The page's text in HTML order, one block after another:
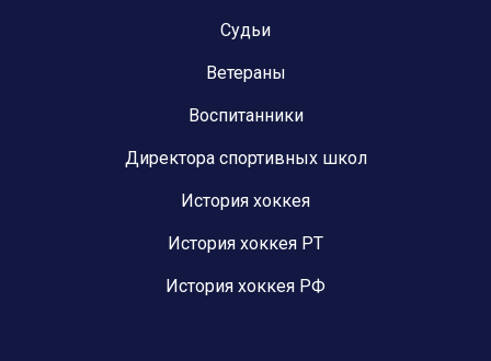
Судьи
Ветераны
Воспитанники
Директора спортивных школ
История хоккея
История хоккея РТ
История хоккея РФ